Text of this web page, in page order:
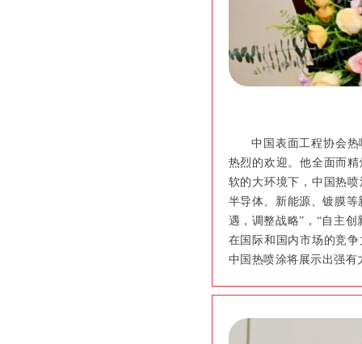
中国表面工程协会热
热烈的欢迎。他全面而
软的大环境下，中国热
半导体、新能源、镀膜
遇，调整战略”，“自主
在国际和国内市场的竞
中国热喷涂将展示出强